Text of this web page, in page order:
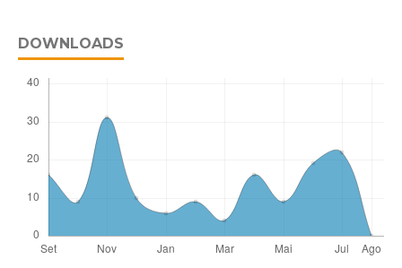
DOWNLOADS